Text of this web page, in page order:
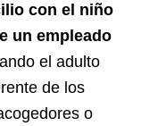
con el niño
un empleado
el adulto
de los
o